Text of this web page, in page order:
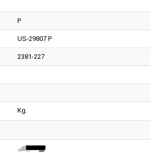
P
US-29807 P
2381-227
Kg.